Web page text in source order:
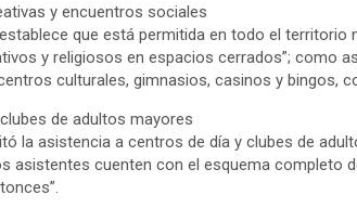
y encuentros sociales
que está permitida en todo el territorio
y religiosos en espacios cerrados”; como
culturales, gimnasios, casinos y bingos,
de adultos mayores
la asistencia a centros de día y clubes de
asistentes cuenten con el esquema completo